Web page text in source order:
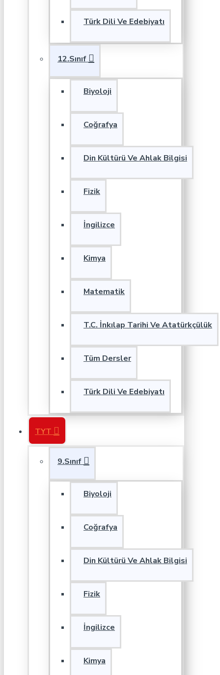
Türk Dili Ve Edebiyatı
12.Sınıf
Biyoloji
Coğrafya
Din Kültürü Ve Ahlak Bilgisi
Fizik
İngilizce
Kimya
Matematik
T.C. İnkılap Tarihi Ve Atatürkçülük
Tüm Dersler
Türk Dili Ve Edebiyatı
TYT
9.Sınıf
Biyoloji
Coğrafya
Din Kültürü Ve Ahlak Bilgisi
Fizik
İngilizce
Kimya